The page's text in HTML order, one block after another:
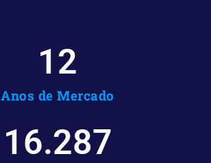
Anos de Mercado
12
16.287